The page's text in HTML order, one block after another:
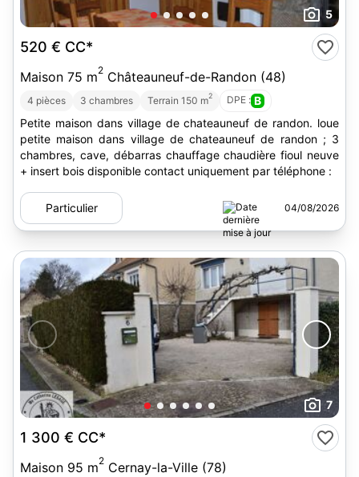
5
520 € CC*
Maison 75 m2 Châteauneuf-de-Randon (48)
4 pièces 3 chambres Terrain 150 m2 DPE : B
Petite maison dans village de chateauneuf de randon. loue
petite maison dans village de chateauneuf de randon ; 3
chambres, cave, débarras chauffage chaudière fioul neuve
+ insert bois disponible contact uniquement par téléphone :
Particulier 04/08/2026
7
1 300 € CC*
Maison 95 m2 Cernay-la-Ville (78)